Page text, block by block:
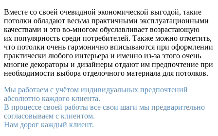
Вместе со своей очевидной экономической выгодой, такие
потолки обладают весьма практичными эксплуатационными
качествами и это во-многом обуславливает возрастающую
их популярность среди потребителей. Также можно отметить,
что потолки очень гармонично вписываются при оформлении
практически любого интерьера и именно из-за этого очень
многие декораторы и дизайнеры отдают им предпочтение при
необходимости выбора отделочного материала для потолков.
Мы работаем с учётом индивидуальных предпочтений
абсолютно каждого клиента.
В процессе своей работы все свои шаги мы предварительно
согласовываем с клиентом.
Нам дорог каждый клиент.